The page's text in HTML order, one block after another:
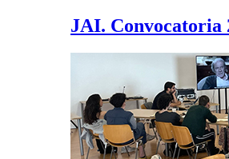
JAI. Convocatoria